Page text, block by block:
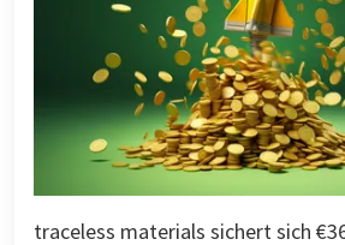
traceless materials sichert sich